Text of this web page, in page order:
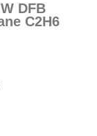
DFB
C2H6